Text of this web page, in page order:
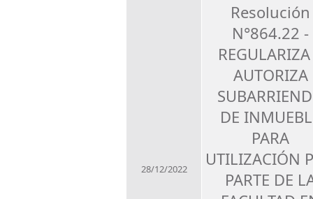
28/12/2022
Resolución
N°864.22 -
AUTORIZA
DE
PARA
UTILIZACIÓN
PARTE DE